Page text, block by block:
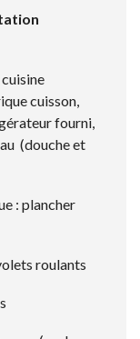
cuisson,
fourni,
(douche et
: plancher
roulants